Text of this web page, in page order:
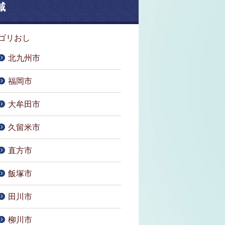
リおし
北九州市
福岡市
大牟田市
久留米市
直方市
飯塚市
田川市
柳川市